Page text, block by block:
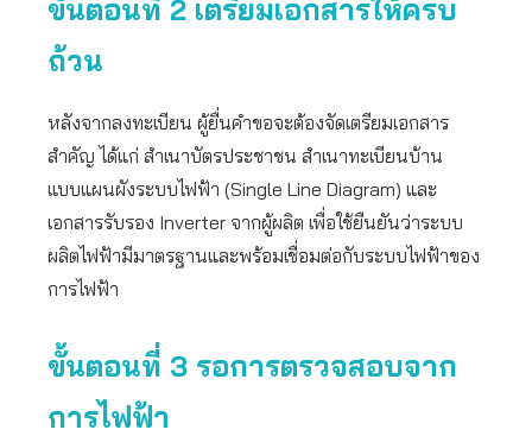
ขั้นตอนที่ 2 เตรียมเอกสารให้ครบ
ถ้วน
หลังจากลงทะเบียน ผู้ยื่นคำขอจะต้องจัดเตรียมเอกสาร
สำคัญ ได้แก่ สำเนาบัตรประชาชน สำเนาทะเบียนบ้าน
แบบแผนผังระบบไฟฟ้า (Single Line Diagram) และ
เอกสารรับรอง Inverter จากผู้ผลิต เพื่อใช้ยืนยันว่าระบบ
ผลิตไฟฟ้ามีมาตรฐานและพร้อมเชื่อมต่อกับระบบไฟฟ้าของ
การไฟฟ้า
ขั้นตอนที่ 3 รอการตรวจสอบจาก
การไฟฟ้า